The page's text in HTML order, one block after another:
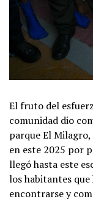
El fruto del
comunidad dio
parque El
en este 2025 por
llegó hasta este
los habitantes
encontrarse y